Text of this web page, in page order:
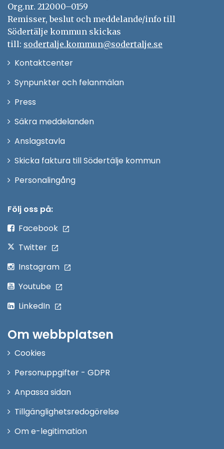
Org.nr. 212000–0159
Remisser, beslut och meddelande/info till
Södertälje kommun skickas
till: sodertalje.kommun@sodertalje.se
KontaktcenterÖppna
Synpunkter och felanmälan
Press
fönster
Säkra meddelanden
Anslagstavla
Skicka faktura till Södertälje kommun
PersonalingångÖppna
Följ oss på:
Facebook
Twitter
Instagram
Youtube
LinkedIn
Om webbplatsen
Cookies
Personuppgifter - GDPR
Anpassa sidan
Tillgänglighetsredogörelse
Om e-legitimation